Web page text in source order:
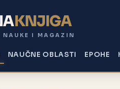
KNJIGA
NAUKE I MAGAZIN
NAUČNE OBLASTI EPOHE